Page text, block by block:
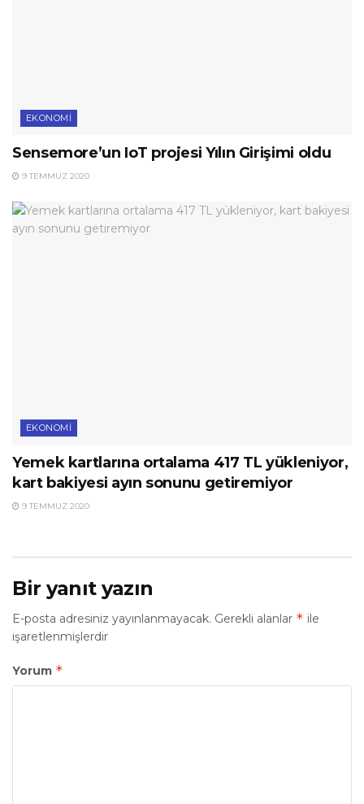
EKONOMI
Sensemore’un IoT projesi Yılın Girişimi oldu
9 TEMMUZ 2020
EKONOMI
Yemek kartlarına ortalama 417 TL yükleniyor,
kart bakiyesi ayın sonunu getiremiyor
9 TEMMUZ 2020
Bir yanıt yazın
E-posta adresiniz yayınlanmayacak. Gerekli alanlar * ile
işaretlenmişlerdir
Yorum *